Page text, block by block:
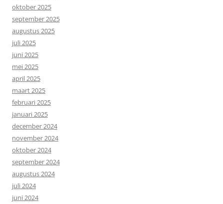
oktober 2025
september 2025
augustus 2025
juli 2025
juni 2025
mei 2025
april 2025
maart 2025
februari 2025
januari 2025
december 2024
november 2024
oktober 2024
september 2024
augustus 2024
juli 2024
juni 2024